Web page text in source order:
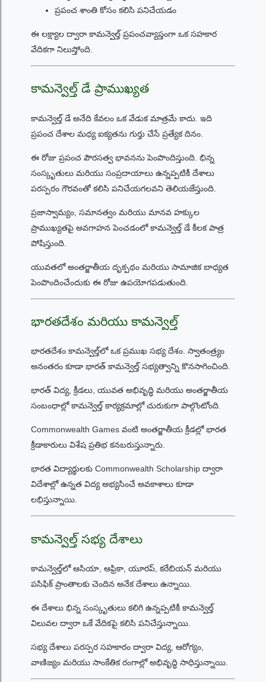
ప్రపంచ శాంతి కోసం కలిసి పనిచేయడం
ఈ లక్ష్యాల ద్వారా కామన్వెల్త్ ప్రపంచవ్యాప్తంగా ఒక సహకార
వేదికగా నిలుస్తోంది.
కామన్వెల్త్ డే ప్రాముఖ్యత
కామన్వెల్త్ డే అనేది కేవలం ఒక వేడుక మాత్రమే కాదు. ఇది
ప్రపంచ దేశాల మధ్య ఐక్యతను గుర్తు చేసే ప్రత్యేక దినం.
ఈ రోజు ప్రపంచ పౌరసత్వ భావనను పెంపొందిస్తుంది. భిన్న
సంస్కృతులు మరియు సంప్రదాయాలు ఉన్నప్పటికీ దేశాలు
పరస్పరం గౌరవంతో కలిసి పనిచేయగలవని తెలియజేస్తుంది.
ప్రజాస్వామ్యం, సమానత్వం మరియు మానవ హక్కుల
ప్రాముఖ్యతపై అవగాహన పెంచడంలో కామన్వెల్త్ డే కీలక పాత్ర
పోషిస్తుంది.
యువతలో అంతర్జాతీయ దృక్పథం మరియు సామాజిక బాధ్యత
పెంపొందించేందుకు ఈ రోజు ఉపయోగపడుతుంది.
భారతదేశం మరియు కామన్వెల్త్
భారతదేశం కామన్వెల్త్‌లో ఒక ప్రముఖ సభ్య దేశం. స్వాతంత్ర్యం
అనంతరం కూడా భారత్ కామన్వెల్త్ సభ్యత్వాన్ని కొనసాగించింది.
భారత్ విద్య, క్రీడలు, యువత అభివృద్ధి మరియు అంతర్జాతీయ
సంబంధాల్లో కామన్వెల్త్ కార్యక్రమాల్లో చురుకుగా పాల్గొంటోంది.
Commonwealth Games వంటి అంతర్జాతీయ క్రీడల్లో భారత
క్రీడాకారులు విశేష ప్రతిభ కనబరుస్తున్నారు.
భారత విద్యార్థులకు Commonwealth Scholarship ద్వారా
విదేశాల్లో ఉన్నత విద్య అభ్యసించే అవకాశాలు కూడా
లభిస్తున్నాయి.
కామన్వెల్త్ సభ్య దేశాలు
కామన్వెల్త్‌లో ఆసియా, ఆఫ్రికా, యూరప్, కరేబియన్ మరియు
పసిఫిక్ ప్రాంతాలకు చెందిన అనేక దేశాలు ఉన్నాయి.
ఈ దేశాలు భిన్న సంస్కృతులు కలిగి ఉన్నప్పటికీ కామన్వెల్త్
విలువల ద్వారా ఒకే వేదికపై కలిసి పనిచేస్తున్నాయి.
సభ్య దేశాలు పరస్పర సహకారం ద్వారా విద్య, ఆరోగ్యం,
వాణిజ్యం మరియు సాంకేతిక రంగాల్లో అభివృద్ధి సాధిస్తున్నాయి.